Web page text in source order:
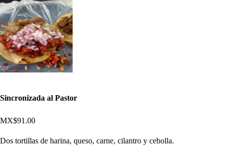
Sincronizada al Pastor
MX$91.00
Dos tortillas de harina, queso, carne, cilantro y cebolla.